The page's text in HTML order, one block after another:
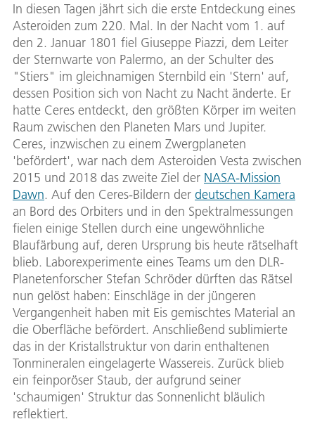
In diesen Tagen jährt sich die erste Entdeckung eines
Asteroiden zum 220. Mal. In der Nacht vom 1. auf
den 2. Januar 1801 fiel Giuseppe Piazzi, dem Leiter
der Sternwarte von Palermo, an der Schulter des
"Stiers" im gleichnamigen Sternbild ein 'Stern' auf,
dessen Position sich von Nacht zu Nacht änderte. Er
hatte Ceres entdeckt, den größten Körper im weiten
Raum zwischen den Planeten Mars und Jupiter.
Ceres, inzwischen zu einem Zwergplaneten
'befördert', war nach dem Asteroiden Vesta zwischen
2015 und 2018 das zweite Ziel der NASA-Mission
Dawn. Auf den Ceres-Bildern der deutschen Kamera
an Bord des Orbiters und in den Spektralmessungen
fielen einige Stellen durch eine ungewöhnliche
Blaufärbung auf, deren Ursprung bis heute rätselhaft
blieb. Laborexperimente eines Teams um den DLR-
Planetenforscher Stefan Schröder dürften das Rätsel
nun gelöst haben: Einschläge in der jüngeren
Vergangenheit haben mit Eis gemischtes Material an
die Oberfläche befördert. Anschließend sublimierte
das in der Kristallstruktur von darin enthaltenen
Tonmineralen eingelagerte Wassereis. Zurück blieb
ein feinporöser Staub, der aufgrund seiner
'schaumigen' Struktur das Sonnenlicht bläulich
reflektiert.